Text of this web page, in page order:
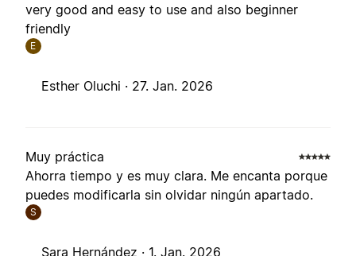
very good and easy to use and also beginner
friendly
E
Esther Oluchi · 27. Jan. 2026
Muy práctica
Ahorra tiempo y es muy clara. Me encanta porque
puedes modificarla sin olvidar ningún apartado.
S
Sara Hernández · 1. Jan. 2026